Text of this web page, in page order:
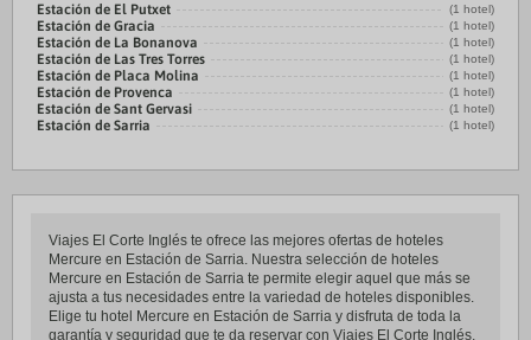
Estación de El Putxet (1 hotel)
Estación de Gracia (1 hotel)
Estación de La Bonanova (1 hotel)
Estación de Las Tres Torres (1 hotel)
Estación de Placa Molina (1 hotel)
Estación de Provenca (1 hotel)
Estación de Sant Gervasi (1 hotel)
Estación de Sarria (1 hotel)
Viajes El Corte Inglés te ofrece las mejores ofertas de hoteles
Mercure en Estación de Sarria. Nuestra selección de hoteles
Mercure en Estación de Sarria te permite elegir aquel que más se
ajusta a tus necesidades entre la variedad de hoteles disponibles.
Elige tu hotel Mercure en Estación de Sarria y disfruta de toda la
garantía y seguridad que te da reservar con Viajes El Corte Inglés.